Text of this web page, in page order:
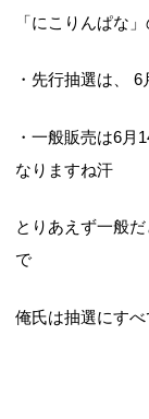
「にこりんぱな」
・先行抽選は、
・一般販売は6月
なりますね汗
とりあえず一般
で
俺氏は抽選にす